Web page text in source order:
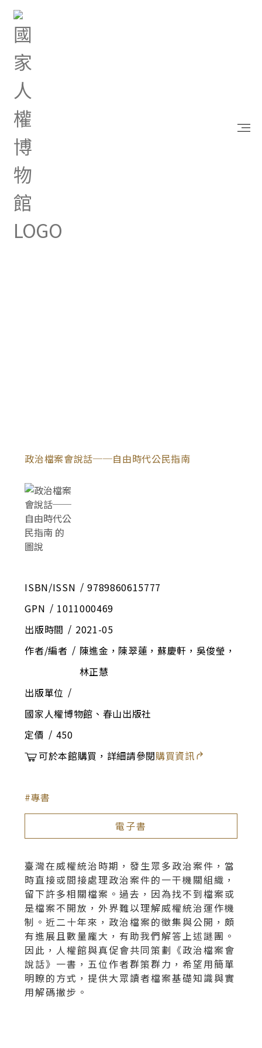
首頁
政治檔案會說話──自由時代公
民指南
政治檔案會說話──自由時代公民指南
ISBN/ISSN
9789860615777
GPN
1011000469
出版時間
2021-05
作者/編者
陳進金，陳翠蓮，蘇慶軒，吳俊瑩，
林正慧
出版單位
國家人權博物館、春山出版社
定價
450
可於本館購買，詳細請參閱購買資訊
專書
電子書
臺灣在威權統治時期，發生眾多政治案件，當
時直接或間接處理政治案件的一干機關組織，
留下許多相關檔案。過去，因為找不到檔案或
是檔案不開放，外界難以理解威權統治運作機
制。近二十年來，政治檔案的徵集與公開，頗
有進展且數量龐大，有助我們解答上述謎團。
因此，人權館與真促會共同策劃《政治檔案會
說話》一書，五位作者群策群力，希望用簡單
明瞭的方式，提供大眾讀者檔案基礎知識與實
用解碼撇步。